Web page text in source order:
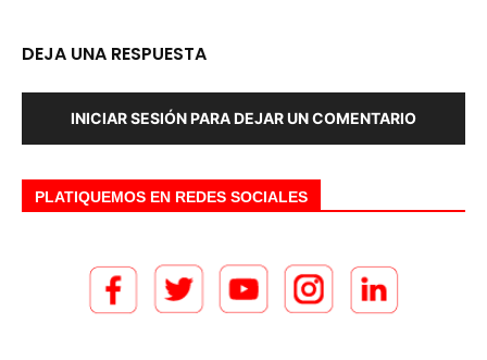
DEJA UNA RESPUESTA
INICIAR SESIÓN PARA DEJAR UN COMENTARIO
PLATIQUEMOS EN REDES SOCIALES